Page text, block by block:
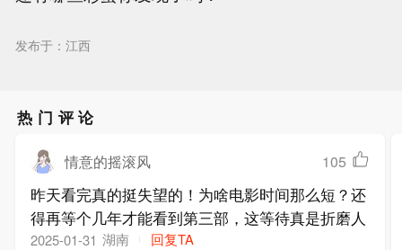
发布于：江西
热门评论
情意的摇滚风 105
昨天看完真的挺失望的！为啥电影时间那么短？还
得再等个几年才能看到第三部，这等待真是折磨人
2025-01-31 湖南 回复TA